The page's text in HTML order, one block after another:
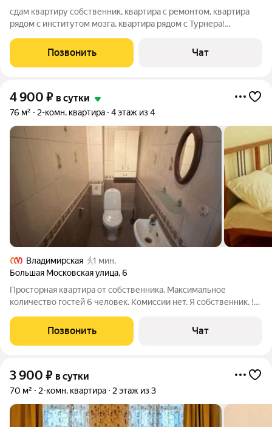
сдам квартиру собственник, квартира с ремонтом, квартира
рядом с институтом мозга, квартира рядом с Турнера!
фото вольностью соответствуют действительности
Позвонить Чат
4 900 ₽ в сутки
76 м² 2-комн. квартира 4 этаж из 4
Владимирская
1 мин.
Большая Московская улица,6
Просторная квартира от собственника. Максимальное
количество гостей 6 человек. Комиссии нет. Я собственник. !
соседи). Курить в квартире нельзя. С домашними животными,
к сожалению, гостей принять не
Позвонить Чат
3 900 ₽ в сутки
70 м² 2-комн. квартира 2 этаж из 3